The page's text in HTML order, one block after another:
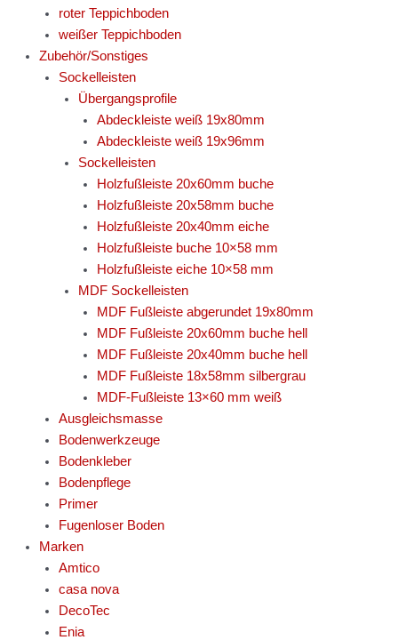
roter Teppichboden
weißer Teppichboden
Zubehör/Sonstiges
Sockelleisten
Übergangsprofile
Abdeckleiste weiß 19x80mm
Abdeckleiste weiß 19x96mm
Sockelleisten
Holzfußleiste 20x60mm buche
Holzfußleiste 20x58mm buche
Holzfußleiste 20x40mm eiche
Holzfußleiste buche 10×58 mm
Holzfußleiste eiche 10×58 mm
MDF Sockelleisten
MDF Fußleiste abgerundet 19x80mm
MDF Fußleiste 20x60mm buche hell
MDF Fußleiste 20x40mm buche hell
MDF Fußleiste 18x58mm silbergrau
MDF-Fußleiste 13×60 mm weiß
Ausgleichsmasse
Bodenwerkzeuge
Bodenkleber
Bodenpflege
Primer
Fugenloser Boden
Marken
Amtico
casa nova
DecoTec
Enia